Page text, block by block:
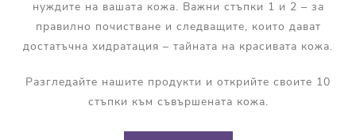
нуждите на вашата кожа. Важни стъпки 1 и 2 – за
правилно почистване и следващите, които дават
достатъчна хидратация – тайната на красивата кожа.
Разгледайте нашите продукти и открийте своите 10
стъпки към съвършената кожа.